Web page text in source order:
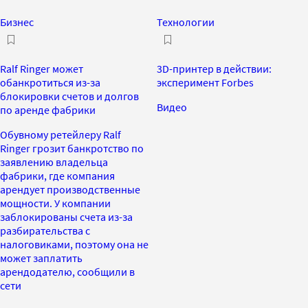
Бизнес
Ralf Ringer может
обанкротиться из-за
блокировки счетов и долгов
по аренде фабрики
Обувному ретейлеру Ralf
Ringer грозит банкротство по
заявлению владельца
фабрики, где компания
арендует производственные
мощности. У компании
заблокированы счета из-за
разбирательства с
налоговиками, поэтому она не
может заплатить
арендодателю, сообщили в
сети
Технологии
3D-принтер в действии:
эксперимент Forbes
Видео